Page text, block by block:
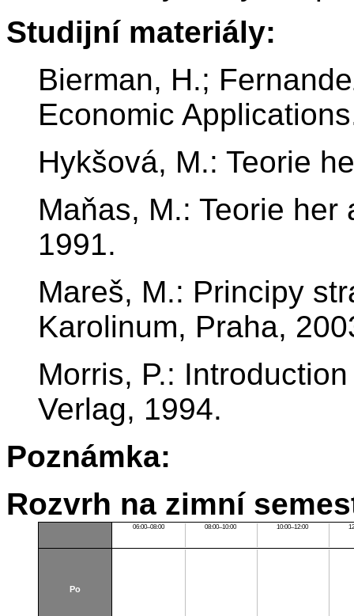
Studijní materiály:
Bierman, H.;
Economic
Hykšová, M.: Teorie
Maňas, M.: Teorie
1991.
Mareš, M.: Principy
Karolinum, Praha,
Morris, P.:
Verlag, 1994.
Poznámka:
Rozvrh na zimní
06:00–08:00 08:00–10:00 10:00–12:00
Po